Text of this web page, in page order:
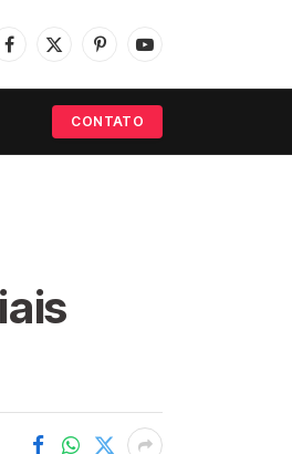
Facebook
X
PinterestYouTube
CONTATO